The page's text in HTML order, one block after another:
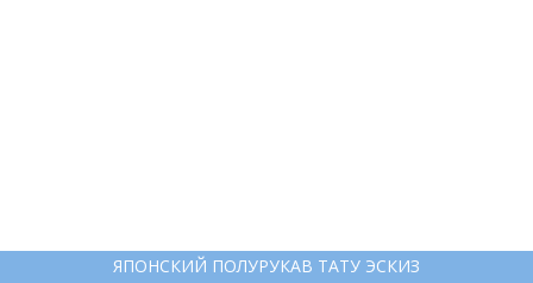
ЯПОНСКИЙ ПОЛУРУКАВ ТАТУ ЭСКИЗ